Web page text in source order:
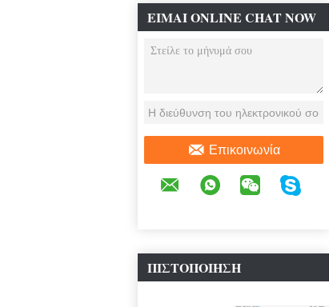
ΕΊΜΑΙ ONLINE CHAT NOW
Επικοινωνία
ΠΙΣΤΟΠΟΊΗΣΗ